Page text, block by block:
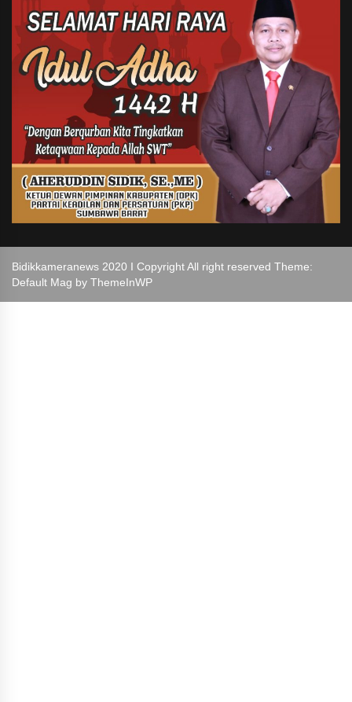
Bidikkameranews 2020 I Copyright All right reserved Theme:
Default Mag by ThemeInWP